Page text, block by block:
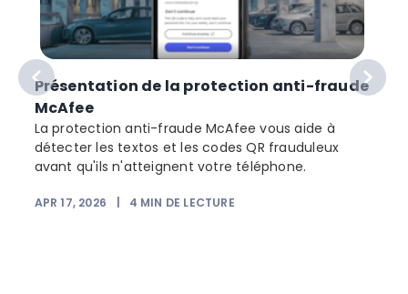
Présentation de la protection anti-fraude
McAfee
La protection anti-fraude McAfee vous aide à
détecter les textos et les codes QR frauduleux
avant qu'ils n'atteignent votre téléphone.
APR 17, 2026 4 MIN DE LECTURE